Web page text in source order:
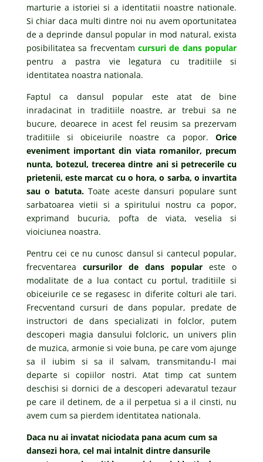
marturie a istoriei si a identitatii noastre nationale.
Si chiar daca multi dintre noi nu avem oportunitatea
de a deprinde dansul popular in mod natural, exista
posibilitatea sa frecventam cursuri de dans popular
pentru a pastra vie legatura cu traditiile si
identitatea noastra nationala.
Faptul ca dansul popular este atat de bine
inradacinat in traditiile noastre, ar trebui sa ne
bucure, deoarece in acest fel reusim sa prezervam
traditiile si obiceiurile noastre ca popor.Orice
eveniment important din viata romanilor, precum
nunta, botezul, trecerea dintre ani si petrecerile cu
prietenii, este marcat cu o hora, o sarba, o invartita
sau o batuta.Toate aceste dansuri populare sunt
sarbatoarea vietii si a spiritului nostru ca popor,
exprimand bucuria, pofta de viata, veselia si
vioiciunea noastra.
Pentru cei ce nu cunosc dansul si cantecul popular,
frecventarea cursurilor de dans popular este o
modalitate de a lua contact cu portul, traditiile si
obiceiurile ce se regasesc in diferite colturi ale tari.
Frecventand cursuri de dans popular, predate de
instructori de dans specializati in folclor, putem
descoperi magia dansului folcloric, un univers plin
de muzica, armonie si voie buna, pe care vom ajunge
sa il iubim si sa il salvam, transmitandu-l mai
departe si copiilor nostri. Atat timp cat suntem
deschisi si dornici de a descoperi adevaratul tezaur
pe care il detinem, de a il perpetua si a il cinsti, nu
avem cum sa pierdem identitatea nationala.
Daca nu ai invatat niciodata pana acum cum sa
dansezi hora, cel mai intalnit dintre dansurile